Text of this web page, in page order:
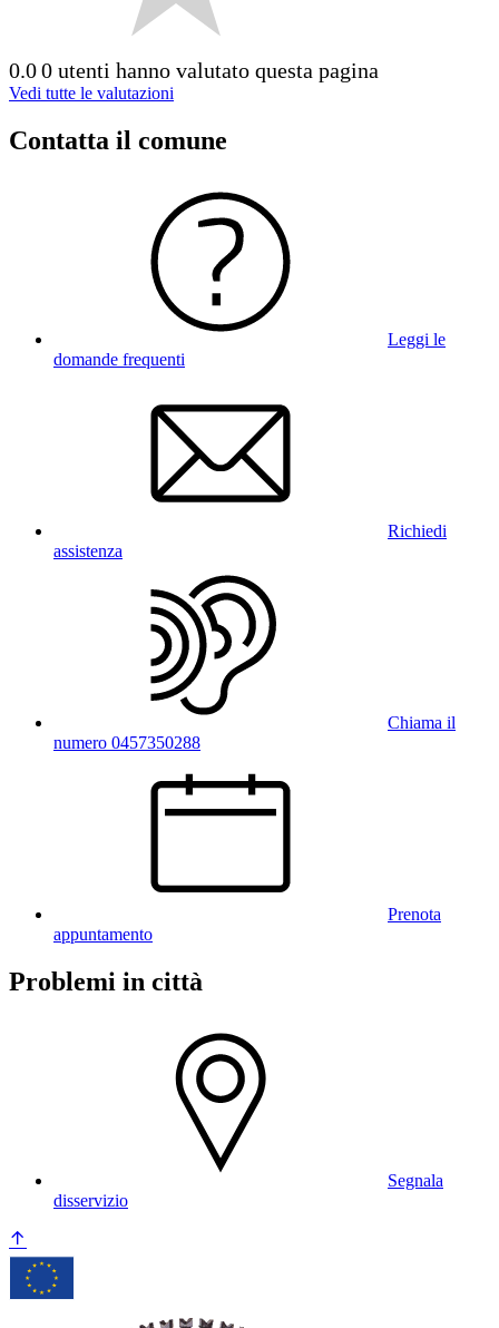
0.00 utenti hanno valutato questa pagina
Vedi tutte le valutazioni
Contatta il comune
Leggi le
domande frequenti
Richiedi
assistenza
Chiama il
numero 0457350288
Prenota
appuntamento
Problemi in città
Segnala
disservizio